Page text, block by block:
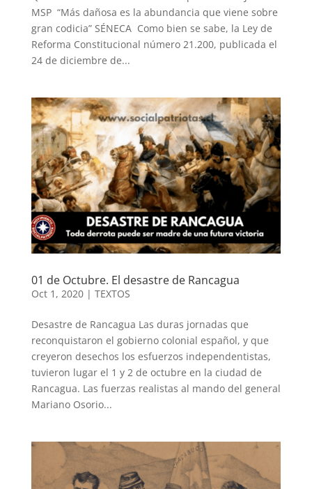
MSP “Más dañosa es la abundancia que viene sobre
gran codicia” SÉNECA Como bien se sabe, la Ley de
Reforma Constitucional número 21.200, publicada el
24 de diciembre de...
01 de Octubre. El desastre de Rancagua
Oct 1, 2020| TEXTOS
Desastre de Rancagua Las duras jornadas que
reconquistaron el gobierno colonial español, y que
creyeron desechos los esfuerzos independentistas,
tuvieron lugar el 1 y 2 de octubre en la ciudad de
Rancagua. Las fuerzas realistas al mando del general
Mariano Osorio...